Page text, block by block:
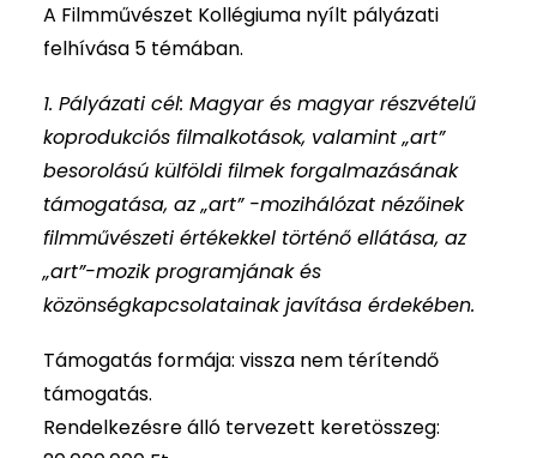
A Filmművészet Kollégiuma nyílt pályázati
felhívása 5 témában.
1. Pályázati cél: Magyar és magyar részvételű
koprodukciós filmalkotások, valamint „art”
besorolású külföldi filmek forgalmazásának
támogatása, az „art” -mozihálózat nézőinek
filmművészeti értékekkel történő ellátása, az
„art”-mozik programjának és
közönségkapcsolatainak javítása érdekében.
Támogatás formája: vissza nem térítendő
támogatás.
Rendelkezésre álló tervezett keretösszeg: